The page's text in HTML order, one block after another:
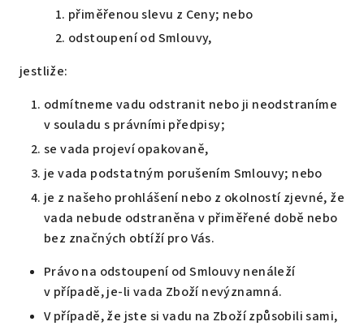
přiměřenou slevu z Ceny; nebo
odstoupení od Smlouvy,
jestliže:
odmítneme vadu odstranit nebo ji neodstraníme
v souladu s právními předpisy;
se vada projeví opakovaně,
je vada podstatným porušením Smlouvy; nebo
je z našeho prohlášení nebo z okolností zjevné, že
vada nebude odstraněna v přiměřené době nebo
bez značných obtíží pro Vás.
Právo na odstoupení od Smlouvy nenáleží
v případě, je-li vada Zboží nevýznamná.
V případě, že jste si vadu na Zboží způsobili sami,